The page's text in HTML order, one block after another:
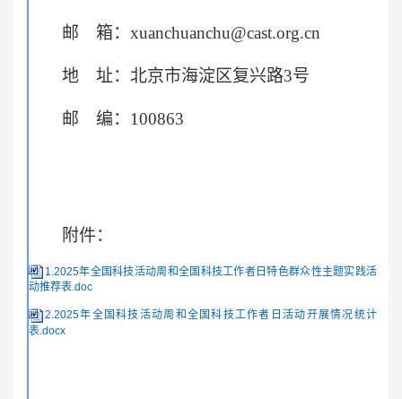
邮 箱：xuanchuanchu@cast.org.cn
地 址：北京市海淀区复兴路3号
邮 编：100863
附件：
1.2025年全国科技活动周和全国科技工作者日特色群众性主题实践活
动推荐表.doc
2.2025年全国科技活动周和全国科技工作者日活动开展情况统计
表.docx